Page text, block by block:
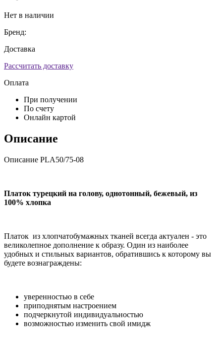
Нет в наличии
Бренд:
Доставка
Рассчитать доставку
Оплата
При получении
По счету
Онлайн картой
Описание
Описание PLA50/75-08
Платок турецкий на голову, однотонный, бежевый, из
100% хлопка
Платок из хлопчатобумажных тканей всегда актуален - это
великолепное дополнение к образу. Один из наиболее
удобных и стильных вариантов, обратившись к которому вы
будете вознаграждены:
уверенностью в себе
приподнятым настроением
подчеркнутой индивидуальностью
возможностью изменить свой имидж